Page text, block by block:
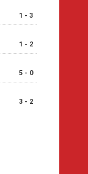
1 - 3
1 - 2
5 - 0
3 - 2